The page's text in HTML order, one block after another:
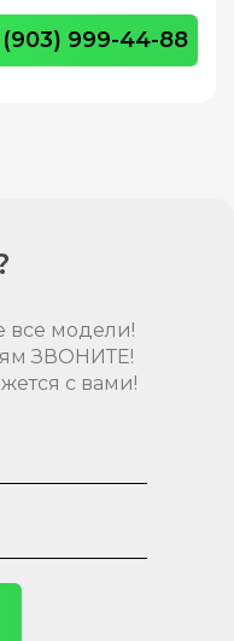
(903) 999-44-88
все модели!
ЗВОНИТЕ!
с вами!